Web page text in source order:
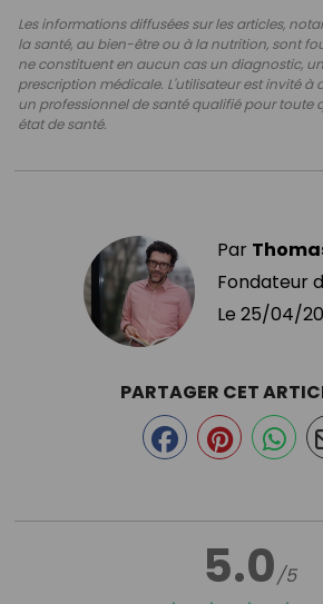
Les informations diffusées sur les articles,
la santé, au bien-être ou à la nutrition, sont
ne constituent en aucun cas un diagnostic,
prescription médicale. L'utilisateur est invité à
un professionnel de santé qualifié pour toute
état de santé.
Par
Fondateur
Le 25/04/
5.0/5
PARTAGER CET